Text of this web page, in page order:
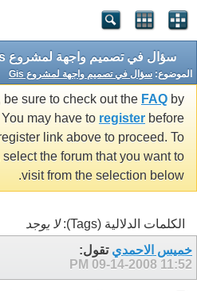
سؤال في تصميم واجهة لمشروع Gis
الموضوع: سؤال في تصميم واجهة لمشروع Gis
be sure to check out the FAQ by
may have to register before
link above to proceed. To
the forum that you want to
visit from the selection below.
الكلمات الدلالية (Tags):
لا يوجد
خميس الاحمدي تقول:
09-14-2008 11:52 PM